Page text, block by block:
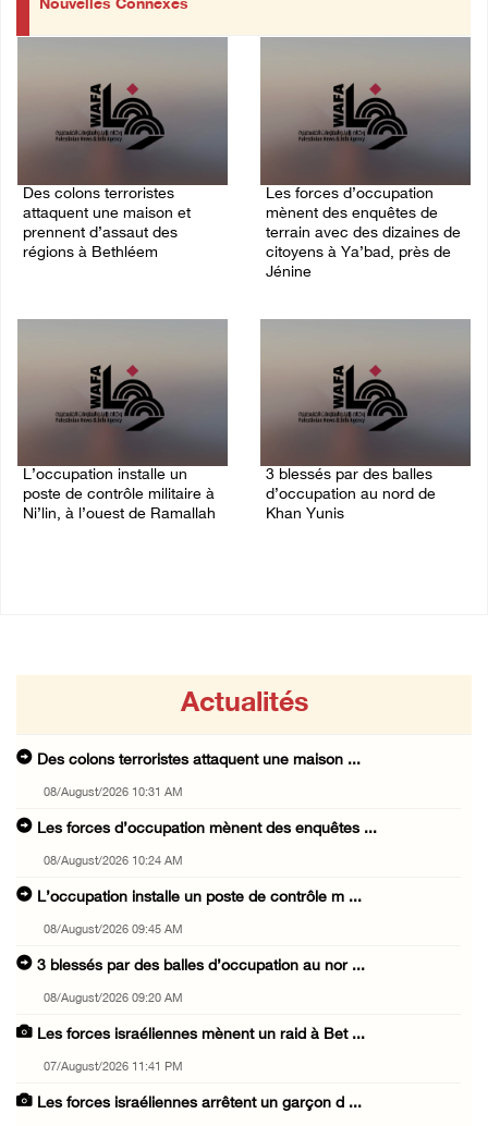
Nouvelles Connexes
Des colons terroristes
attaquent une maison et
prennent d’assaut des
régions à Bethléem
Les forces d’occupation
mènent des enquêtes de
terrain avec des dizaines de
citoyens à Ya’bad, près de
Jénine
L’occupation installe un
poste de contrôle militaire à
Ni’lin, à l’ouest de Ramallah
3 blessés par des balles
d’occupation au nord de
Khan Yunis
Actualités
Des colons terroristes attaquent une maison ...
08/August/2026 10:31 AM
Les forces d’occupation mènent des enquêtes ...
08/August/2026 10:24 AM
L’occupation installe un poste de contrôle m ...
08/August/2026 09:45 AM
3 blessés par des balles d’occupation au nor ...
08/August/2026 09:20 AM
Les forces israéliennes mènent un raid à Bet ...
07/August/2026 11:41 PM
Les forces israéliennes arrêtent un garçon d ...